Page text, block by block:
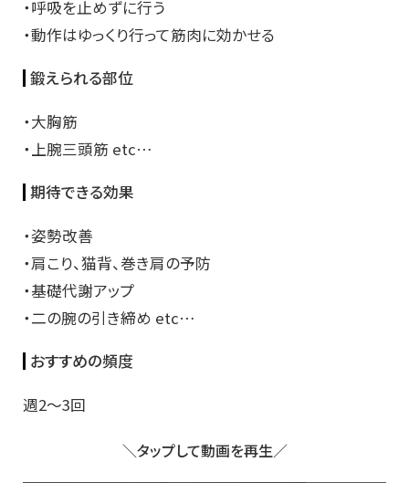
・呼吸を止めずに行う
・動作はゆっくり行って筋肉に効かせる
鍛えられる部位
・大胸筋
・上腕三頭筋 etc…
期待できる効果
・姿勢改善
・肩こり、猫背、巻き肩の予防
・基礎代謝アップ
・二の腕の引き締め etc…
おすすめの頻度
週2～3回
＼タップして動画を再生／